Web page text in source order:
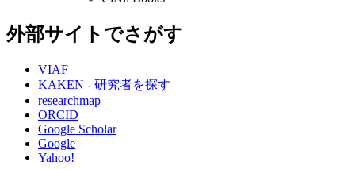
外部サイトでさがす
VIAF
KAKEN - 研究者を探す
researchmap
ORCID
Google Scholar
Google
Yahoo!